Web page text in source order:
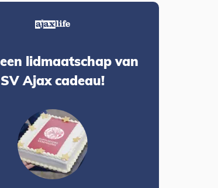
lidmaatschap van
SV Ajax cadeau!